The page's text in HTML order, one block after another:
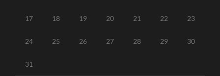
17 18 19 20 21 22 23
24 25 26 27 28 29 30
31